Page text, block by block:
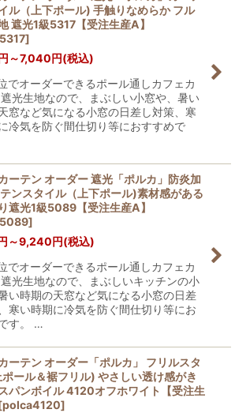
ル（上下ポール) 手触りなめらか フル
遮光1級5317【受注生産A】
]
～7,040円(税込)
でオーダーできるポール通しカフェカ
光生地なので、まぶしい小窓や、暑い
窓など気になる小窓の日差し対策、寒
冷気を防ぐ間仕切り等におすすめで
ーテン オーダー 遮光「ポルカ」防炎加
ンスタイル（上下ポール)素材感がある
遮光1級5089【受注生産A】
]
～9,240円(税込)
でオーダーできるポール通しカフェカ
光生地なので、まぶしいキッチンの小
い時期の天窓など気になる小窓の日差
寒い時期に冷気を防ぐ間仕切り等にお
す。 …
ーテン オーダー「ポルカ」 フリルスタ
ール＆裾フリル) やさしい透け感がき
パンボイル 4120オフホワイト【受注生
polca4120]